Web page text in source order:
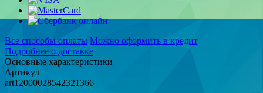
Все способы оплаты Можно оформить в кредит
Подробнее о доставке
Основные характеристики
Артикул
art12000028542321366